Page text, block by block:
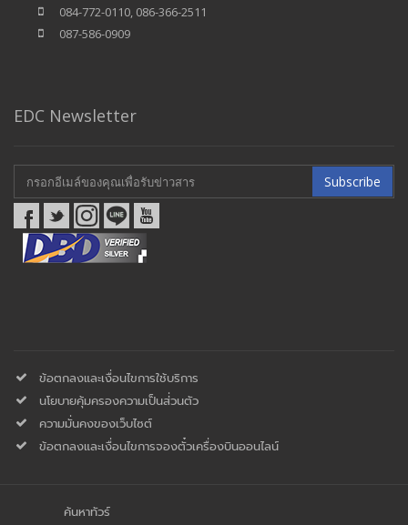
084-772-0110, 086-366-2511
087-586-0909
EDC Newsletter
Subscribe
ข้อตกลงและเงื่อนไขการใช้บริการ
นโยบายคุ้มครองความเป็นส่่วนตัว
ความมั่นคงของเว็บไซต์
ข้อตกลงและเงื่อนไขการจองตั๋วเครื่องบินออนไลน์
ค้นหาทัวร์